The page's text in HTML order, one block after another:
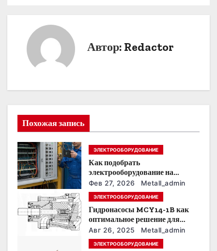
ц
я
п
о
з
а
Автор: Redactor
Похожая запись
ЭЛЕКТРООБОРУДОВАНИЕ
Как подобрать
электрооборудование на
предприятии под тяжелые
условия эксплуатации
Фев 27, 2026 Metall_admin
ЭЛЕКТРООБОРУДОВАНИЕ
Гидронасосы MCY14-1B как
оптимальное решение для
модернизации гидросистем
Авг 26, 2025 Metall_admin
ЭЛЕКТРООБОРУДОВАНИЕ